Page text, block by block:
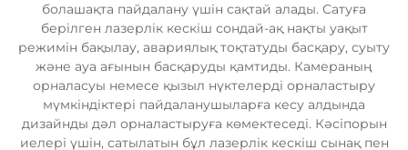
болашақта пайдалану үшін сақтай алады. Сатуға
берілген лазерлік кескіш сондай-ақ нақты уақыт
режимін бақылау, авариялық тоқтатуды басқару, суыту
және ауа ағынын басқаруды қамтиды. Камераның
орналасуы немесе қызыл нүктелерді орналастыру
мүмкіндіктері пайдаланушыларға кесу алдында
дизайнды дәл орналастыруға көмектеседі. Кәсіпорын
иелері үшін, сатылатын бұл лазерлік кескіш сынақ пен